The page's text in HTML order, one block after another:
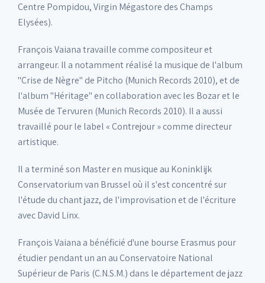
Centre Pompidou, Virgin Mégastore des Champs
Elysées).
François Vaiana travaille comme compositeur et
arrangeur. Il a notamment réalisé la musique de l'album
"Crise de Nègre" de Pitcho (Munich Records 2010), et de
l'album "Héritage" en collaboration avec les Bozar et le
Musée de Tervuren (Munich Records 2010). Il a aussi
travaillé pour le label « Contrejour » comme directeur
artistique.
Il a terminé son Master en musique au Koninklijk
Conservatorium van Brussel où il s'est concentré sur
l'étude du chant jazz, de l'improvisation et de l'écriture
avec David Linx.
François Vaiana a bénéficié d'une bourse Erasmus pour
étudier pendant un an au Conservatoire National
Supérieur de Paris (C.N.S.M.) dans le département de jazz